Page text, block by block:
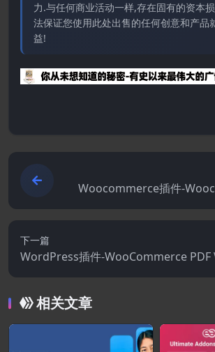
力.与任何商业活动一样,存在固有的资本
法保证您使用此处出售的任何创意和产品
益!
Woocommerce插件-
om
下一篇
WordPress插件-WooCommerce PDF
chers 5.2.1–终极礼品卡
相关文章